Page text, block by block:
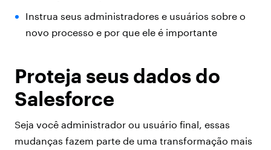
Instrua seus administradores e usuários sobre o
novo processo e por que ele é importante
Proteja seus dados do
Salesforce
Seja você administrador ou usuário final, essas
mudanças fazem parte de uma transformação mais